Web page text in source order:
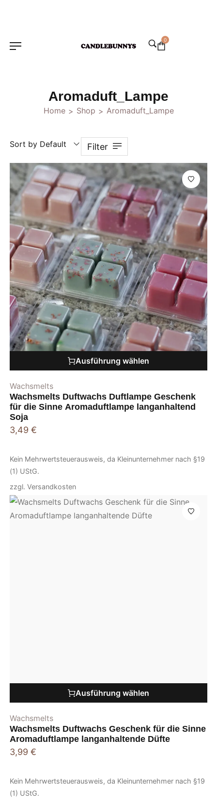
0
Aromaduft_Lampe
Home > Shop > Aromaduft_Lampe
Sort by Default Filter
Ausführung wählen
Wachsmelts
Wachsmelts Duftwachs Duftlampe Geschenk
für die Sinne Aromaduftlampe langanhaltend
Soja
3,49 €
Kein Mehrwertsteuerausweis, da Kleinunternehmer nach §19
(1) UStG.
zzgl. Versandkosten
Ausführung wählen
Wachsmelts
Wachsmelts Duftwachs Geschenk für die Sinne
Aromaduftlampe langanhaltende Düfte
3,99 €
Kein Mehrwertsteuerausweis, da Kleinunternehmer nach §19
(1) UStG.